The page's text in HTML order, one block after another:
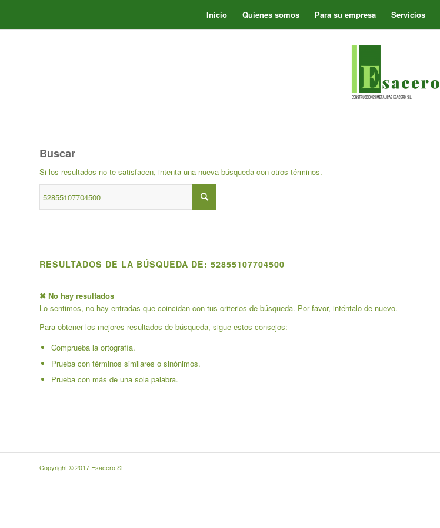
Inicio Quienes somos Para su empresa Servicios
Buscar
Si los resultados no te satisfacen, intenta una nueva búsqueda con otros términos.
RESULTADOS DE LA BÚSQUEDA DE: 52855107704500
✖ No hay resultados
Lo sentimos, no hay entradas que coincidan con tus criterios de búsqueda. Por favor, inténtalo de nuevo.
Para obtener los mejores resultados de búsqueda, sigue estos consejos:
Comprueba la ortografía.
Prueba con términos similares o sinónimos.
Prueba con más de una sola palabra.
Copyright © 2017 Esacero SL -